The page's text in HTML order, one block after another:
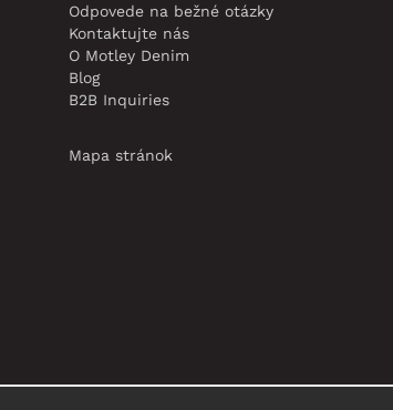
Odpovede na bežné otázky
Kontaktujte nás
O Motley Denim
Blog
B2B Inquiries
Mapa stránok